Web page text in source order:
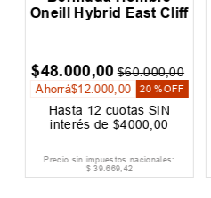
Oneill Hybrid East Cliff
$48.000,00 $60.000,00
Ahorrá$12.000 00 20 %OFF
Hasta 12 cuotas SIN
interés de $4000 00
Precio sin impuestos nacionales:
$ 39.669,42